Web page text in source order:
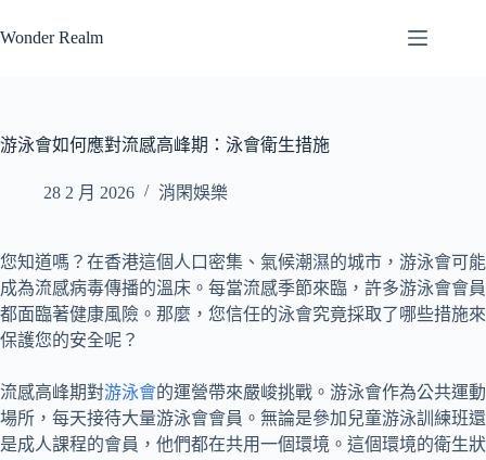
至
容
Wonder Realm
游泳會如何應對流感高峰期：泳會衛生措施
28 2 月 2026 消閑娛樂
您知道嗎？在香港這個人口密集、氣候潮濕的城市，游泳會可能
成為流感病毒傳播的溫床。每當流感季節來臨，許多游泳會會員
都面臨著健康風險。那麼，您信任的泳會究竟採取了哪些措施來
保護您的安全呢？
流感高峰期對游泳會的運營帶來嚴峻挑戰。游泳會作為公共運動
場所，每天接待大量游泳會會員。無論是參加兒童游泳訓練班還
是成人課程的會員，他們都在共用一個環境。這個環境的衛生狀